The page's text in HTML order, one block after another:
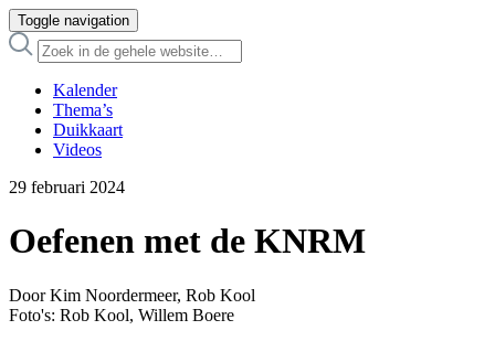
Toggle navigation
Kalender
Thema’s
Duikkaart
Videos
29 februari 2024
Oefenen met de KNRM
Door Kim Noordermeer, Rob Kool
Foto's: Rob Kool, Willem Boere